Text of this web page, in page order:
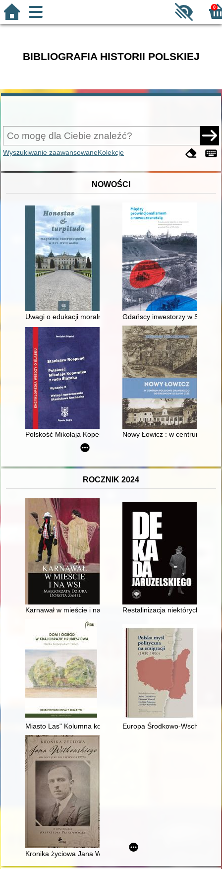
0
BIBLIOGRAFIA HISTORII POLSKIEJ
Wyszukiwanie zaawansowaneKolekcje
NOWOŚCI
Uwagi o edukacji moralnej synów szlacheckich w XVI-
Gdańscy inwestorzy w
Polskość Mikołaja Kopernika z rodu ŚlązakaNowy Łowicz : w centrum
ROCZNIK 2024
Karnawał w mieście i na wsi Restalinizacja niektórych
Miasto Las" Kolumna koło ŁaskuEuropa Środkowo-Wschodnia
Kronika życiowa Jana Witkowskiego : od początku do 1